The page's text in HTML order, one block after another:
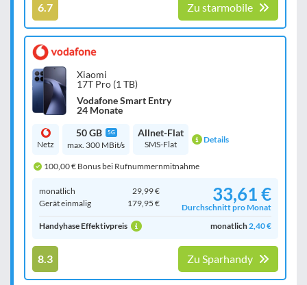
6.7 Zu starmobile
Xiaomi
17T Pro (1 TB)
Vodafone Smart Entry
24 Monate
Netz
50 GB 5G
max. 300 MBit/s
Allnet-Flat
SMS-Flat Details
100,00 € Bonus bei Rufnummernmitnahme
monatlich
29,99 €
Gerät einmalig
179,95 € 33,61 €
Durchschnitt pro Monat
Handyhase Effektivpreis
monatlich2,40 €
8.3 Zu Sparhandy